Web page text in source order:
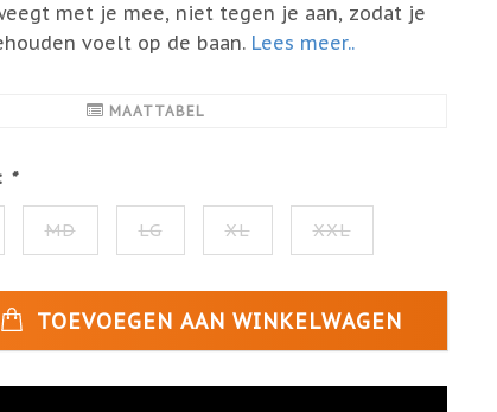
met je mee, niet tegen je aan, zodat je
voelt op de baan. Lees meer..
MAATTABEL
*
MD LG XL XXL
TOEVOEGEN AAN WINKELWAGEN